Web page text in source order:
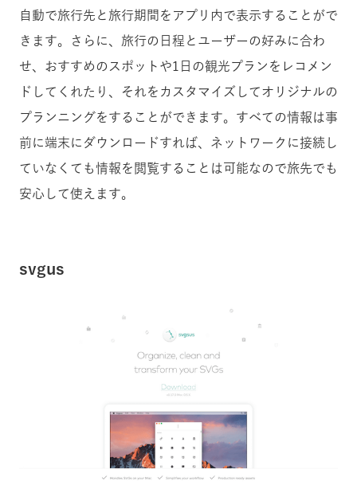
自動で旅行先と旅行期間をアプリ内で表示することがで
きます。さらに、旅行の日程とユーザーの好みに合わ
せ、おすすめのスポットや1日の観光プランをレコメン
ドしてくれたり、それをカスタマイズしてオリジナルの
プランニングをすることができます。すべての情報は事
前に端末にダウンロードすれば、ネットワークに接続し
ていなくても情報を閲覧することは可能なので旅先でも
安心して使えます。
svgus